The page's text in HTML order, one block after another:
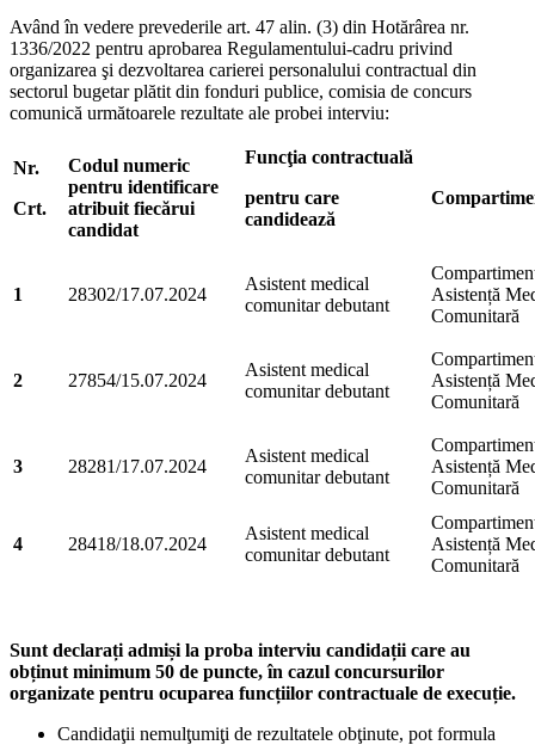
Având în vedere prevederile art. 47 alin. (3) din Hotărârea nr.
1336/2022 pentru aprobarea Regulamentului-cadru privind
organizarea şi dezvoltarea carierei personalului contractual din
sectorul bugetar plătit din fonduri publice, comisia de concurs
comunică următoarele rezultate ale probei interviu:
Nr.
Crt.
Codul numeric
pentru identificare
atribuit fiecărui
candidat
Funcţia contractuală
pentru care
candidează
1 28302/17.07.2024
Asistent medical
comunitar debutant
Asistență
Comunitară
2 27854/15.07.2024
Asistent medical
comunitar debutant
Asistență
Comunitară
3 28281/17.07.2024
Asistent medical
comunitar debutant
Asistență
Comunitară
4 28418/18.07.2024
Asistent medical
comunitar debutant
Asistență
Comunitară
Sunt declarați admiși la proba interviu candidații care au
obținut minimum 50 de puncte, în cazul concursurilor
organizate pentru ocuparea funcțiilor contractuale de execuție.
Candidaţii nemulţumiţi de rezultatele obţinute, pot formula